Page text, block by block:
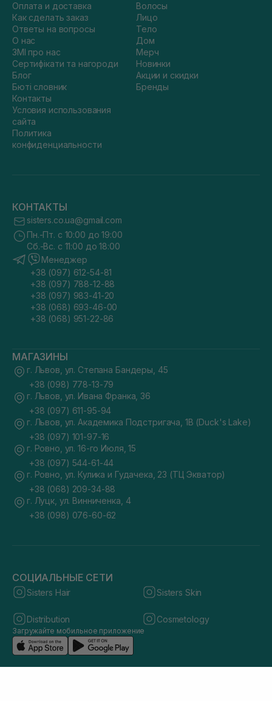
Оплата и доставка
Как сделать заказ
Ответы на вопросы
О нас
ЗМІ про нас
Сертифікати та нагороди
Блог
Бюті словник
Контакты
Условия использования
сайта
Политика
конфиденциальности
Волосы
Лицо
Тело
Дом
Мерч
Новинки
Акции и скидки
Бренды
КОНТАКТЫ
sisters.co.ua@gmail.com
Пн.-Пт. с 10:00 до 19:00
Сб.-Вс. с 11:00 до 18:00
Менеджер
+38 (097) 612-54-81
+38 (097) 788-12-88
+38 (097) 983-41-20
+38 (068) 693-46-00
+38 (068) 951-22-86
МАГАЗИНЫ
г. Львов, ул. Степана Бандеры, 45
+38 (098) 778-13-79
г. Львов, ул. Ивана Франка, 36
+38 (097) 611-95-94
г. Львов, ул. Академика Подстригача, 1В (Duck's Lake)
+38 (097) 101-97-16
г. Ровно, ул. 16-го Июля, 15
+38 (097) 544-61-44
г. Ровно, ул. Кулика и Гудачека, 23 (ТЦ Экватор)
+38 (068) 209-34-88
г. Луцк, ул. Винниченка, 4
+38 (098) 076-60-62
СОЦИАЛЬНЫЕ СЕТИ
Sisters Hair Sisters Skin
Distribution Cosmetology
Загружайте мобильное приложение